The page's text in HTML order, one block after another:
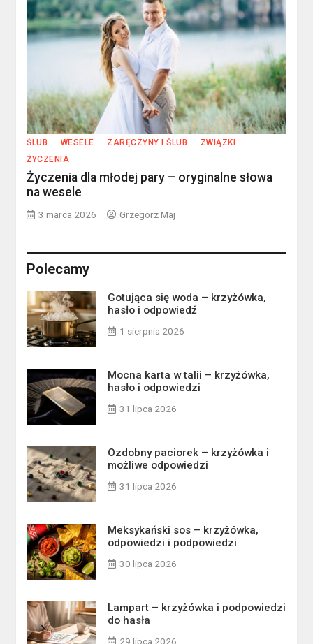
ŚLUB WESELE ZARĘCZYNY I ŚLUB
ZWIĄZKI
ŻYCZENIA
Życzenia dla młodej pary – oryginalne słowa
na wesele
3 marca 2026 Grzegorz Maj
Polecamy
Gotująca się woda – krzyżówka,
hasło i odpowiedź
1 sierpnia 2026
Mocna karta w talii – krzyżówka,
hasło i odpowiedzi
31 lipca 2026
Ozdobny paciorek – krzyżówka i
możliwe odpowiedzi
31 lipca 2026
Meksykański sos – krzyżówka,
odpowiedzi i podpowiedzi
30 lipca 2026
Lampart – krzyżówka i podpowiedzi
do hasła
29 lipca 2026